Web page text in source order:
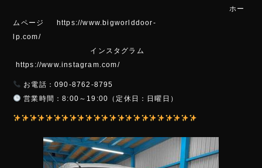
ホー
ムページ https://www.bigworlddoor-
lp.com/
インスタグラム
https://www.instagram.com/
お電話：090-8762-8795
営業時間：8:00～19:00（定休日：日曜日）